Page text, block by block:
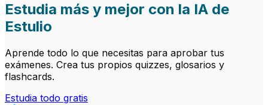
Estudia más y mejor con la IA de
Estulio
Aprende todo lo que necesitas para aprobar tus
exámenes. Crea tus propios quizzes, glosarios y
flashcards.
Estudia todo gratis